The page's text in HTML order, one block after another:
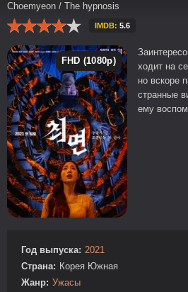
Choemyeon / The hypnosis
IMDB: 5.6
FHD (1080p)
ходит на
но вскоре
странные
ему
Год выпуска: 2021
Страна: Корея Южная
Жанр: Ужасы